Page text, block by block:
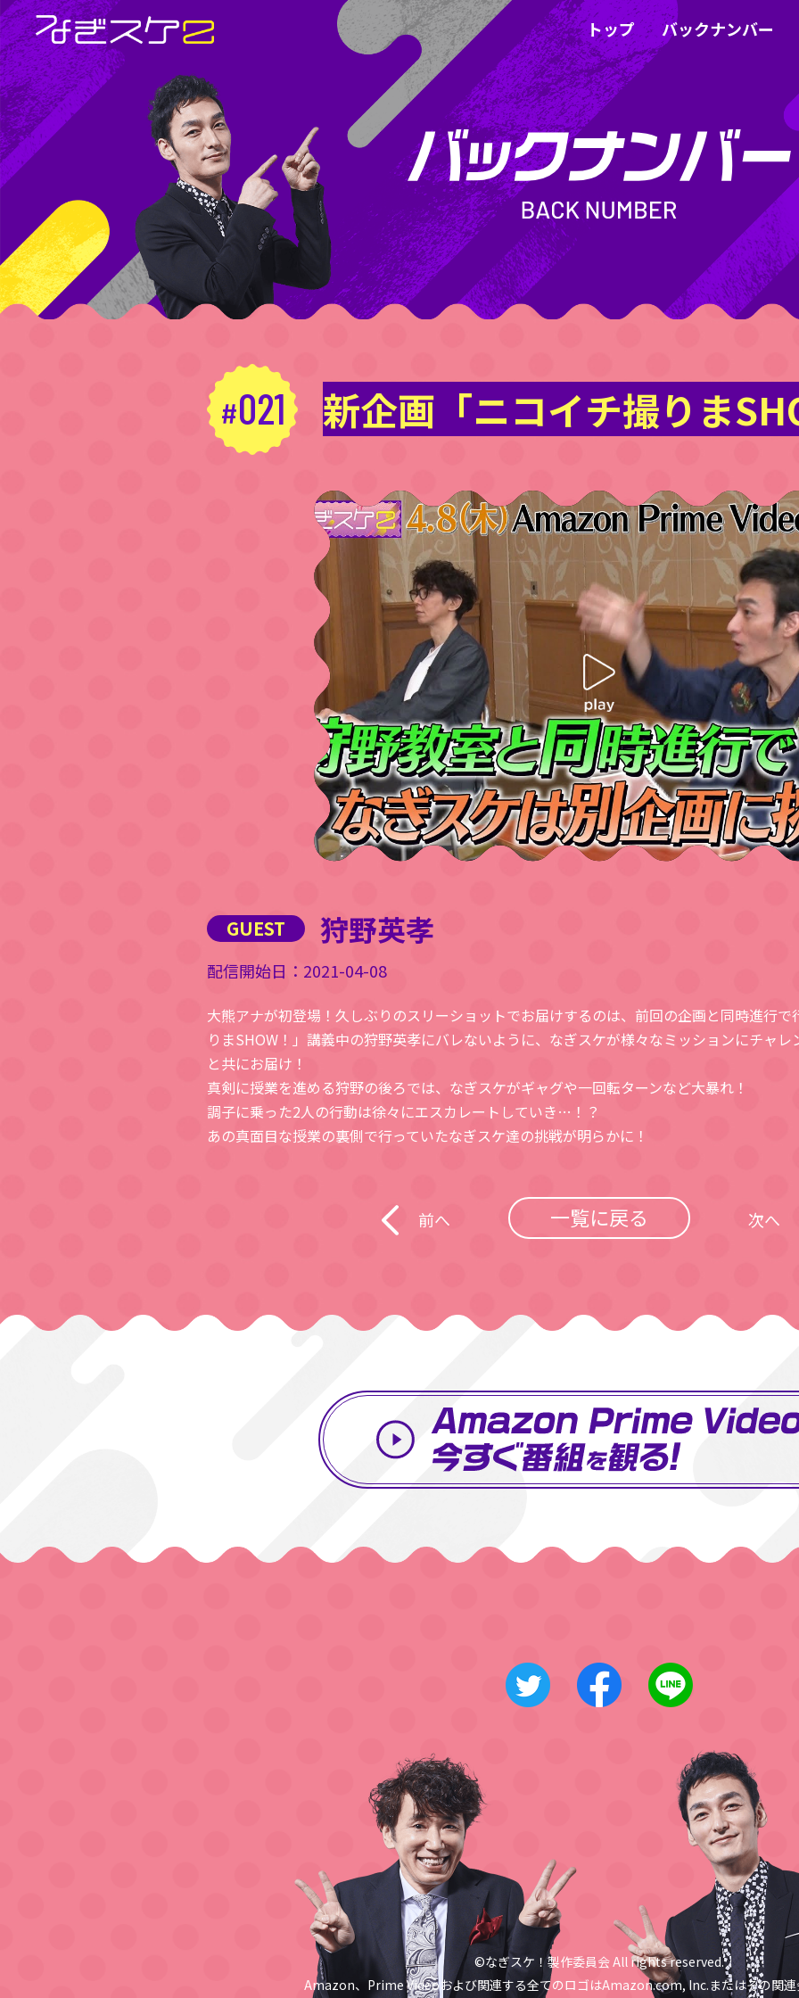
トップ バックナンバー
021 新企画「ニコイチ撮りま
狩野英孝
2021-04-08
大熊アナが初登場！久しぶりのスリーショットでお届けするのは、前回の企画と同時進行
りまSHOW！」講義中の狩野英孝にバレないように、なぎスケが様々なミッションにチャ
と共にお届け！
真剣に授業を進める狩野の後ろでは、なぎスケがギャグや一回転ターンなど大暴れ！
調子に乗った2人の行動は徐々にエスカレートしていき…！？
あの真面目な授業の裏側で行っていたなぎスケ達の挑戦が明らかに！
前へ 一覧に戻る 次へ
©なぎスケ！製作委員会 All rights reserved.
Amazon、Prime Videoおよび関連する全てのロゴはAmazon.com, Inc.またはその関